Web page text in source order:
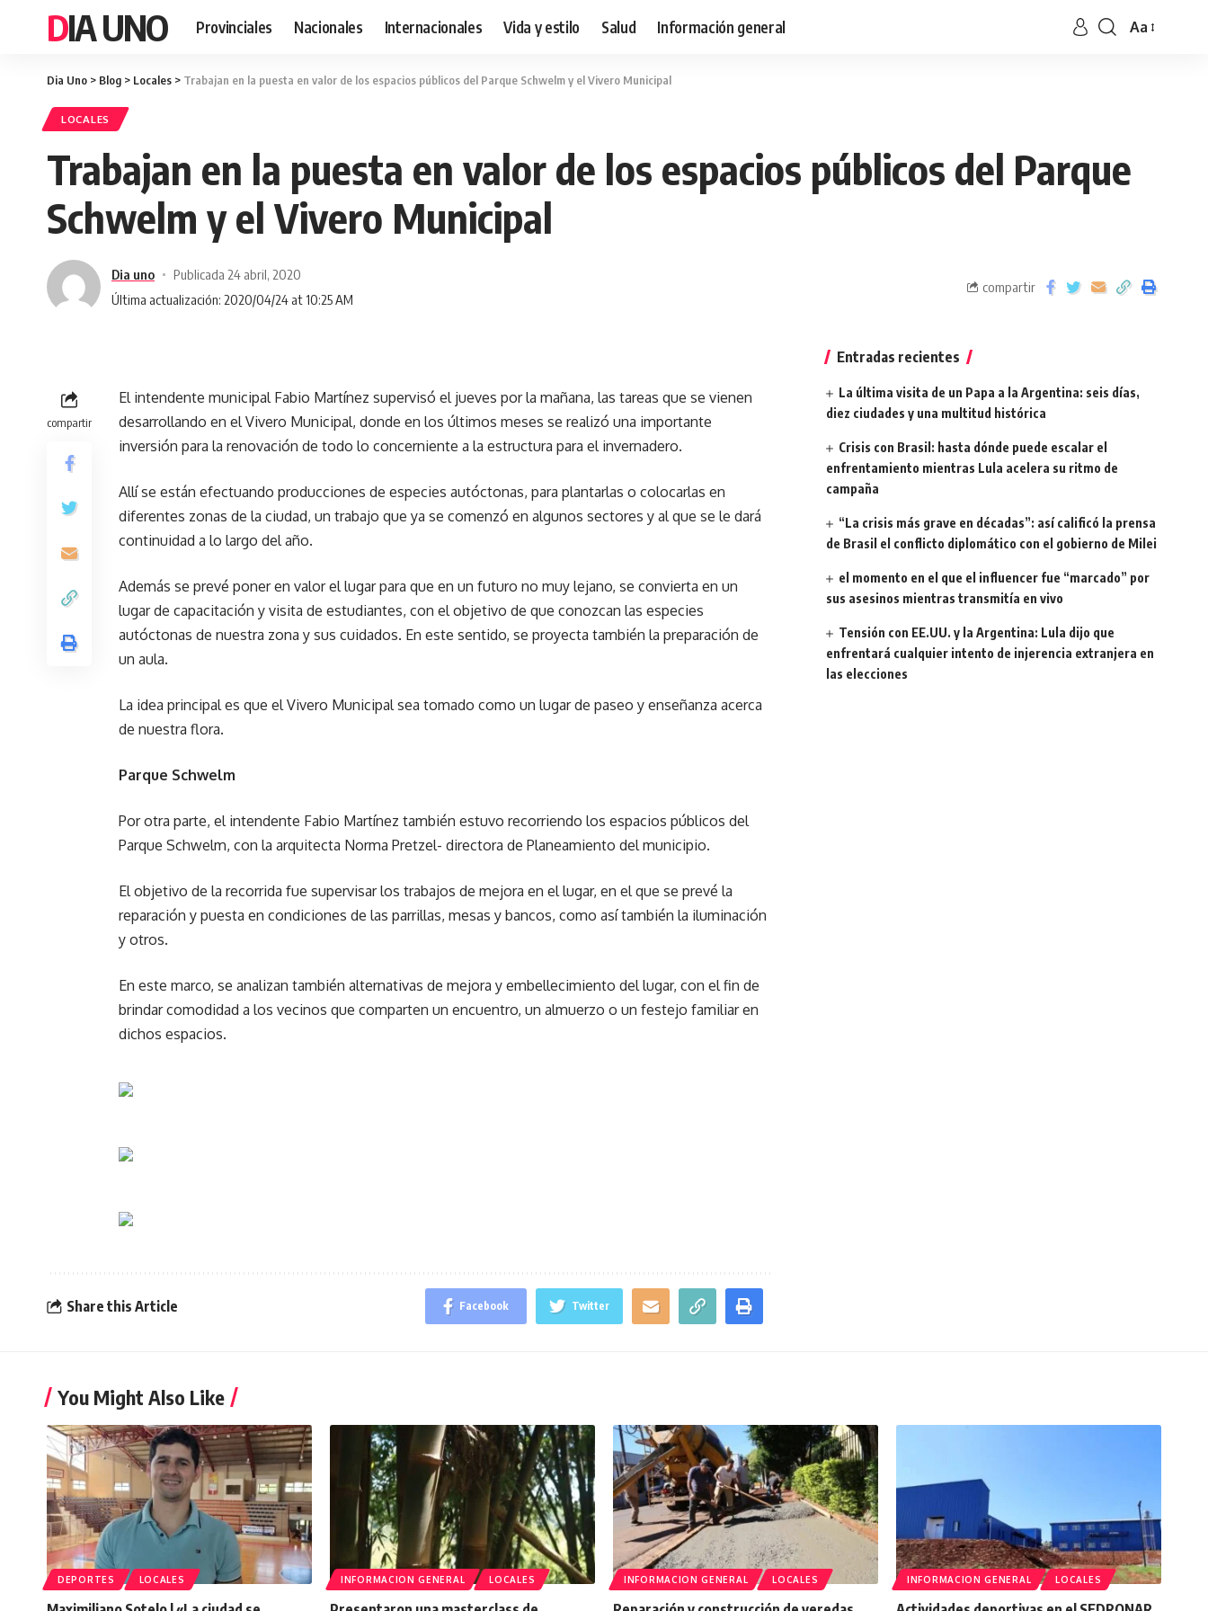
DIA UNO Provinciales Nacionales Internacionales Vida y estilo Salud Información general Aa
Dia Uno > Blog > Locales > Trabajan en la puesta en valor de los espacios públicos del Parque Schwelm y el Vivero Municipal
LOCALES
Trabajan en la puesta en valor de los espacios públicos del Parque
Schwelm y el Vivero Municipal
Última actualización: 2020/04/24 at 10:25 AM
Dia uno Publicada 24 abril, 2020
compartir
compartir
El intendente municipal Fabio Martínez supervisó el jueves por la mañana, las tareas que se vienen
desarrollando en el Vivero Municipal, donde en los últimos meses se realizó una importante
inversión para la renovación de todo lo concerniente a la estructura para el invernadero.
Allí se están efectuando producciones de especies autóctonas, para plantarlas o colocarlas en
diferentes zonas de la ciudad, un trabajo que ya se comenzó en algunos sectores y al que se le dará
continuidad a lo largo del año.
Además se prevé poner en valor el lugar para que en un futuro no muy lejano, se convierta en un
lugar de capacitación y visita de estudiantes, con el objetivo de que conozcan las especies
autóctonas de nuestra zona y sus cuidados. En este sentido, se proyecta también la preparación de
un aula.
La idea principal es que el Vivero Municipal sea tomado como un lugar de paseo y enseñanza acerca
de nuestra flora.
Parque Schwelm
Por otra parte, el intendente Fabio Martínez también estuvo recorriendo los espacios públicos del
Parque Schwelm, con la arquitecta Norma Pretzel- directora de Planeamiento del municipio.
El objetivo de la recorrida fue supervisar los trabajos de mejora en el lugar, en el que se prevé la
reparación y puesta en condiciones de las parrillas, mesas y bancos, como así también la iluminación
y otros.
En este marco, se analizan también alternativas de mejora y embellecimiento del lugar, con el fin de
brindar comodidad a los vecinos que comparten un encuentro, un almuerzo o un festejo familiar en
dichos espacios.
Share this Article Facebook Twitter
Entradas recientes
La última visita de un Papa a la Argentina: seis días,
diez ciudades y una multitud histórica
Crisis con Brasil: hasta dónde puede escalar el
enfrentamiento mientras Lula acelera su ritmo de
campaña
“La crisis más grave en décadas”: así calificó la prensa
de Brasil el conflicto diplomático con el gobierno de Milei
el momento en el que el influencer fue “marcado” por
sus asesinos mientras transmitía en vivo
Tensión con EE.UU. y la Argentina: Lula dijo que
enfrentará cualquier intento de injerencia extranjera en
las elecciones
You Might Also Like
DEPORTES LOCALES INFORMACION GENERAL LOCALES INFORMACION GENERAL LOCALES INFORMACION GENERAL LOCALES